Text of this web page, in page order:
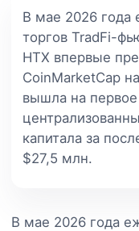
В мае 2026
торгов TradFi-
HTX впервые
CoinMarketCap
вышла на
капитала за
$27,5 млн.
В мае 2026 года